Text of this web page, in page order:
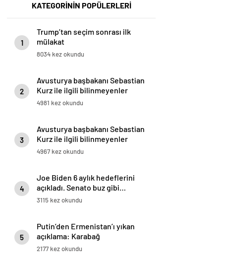
KATEGORİNİN POPÜLERLERİ
1
Trump’tan seçim sonrası ilk
mülakat
8034 kez okundu
2
Avusturya başbakanı Sebastian
Kurz ile ilgili bilinmeyenler
4981 kez okundu
3
Avusturya başbakanı Sebastian
Kurz ile ilgili bilinmeyenler
4967 kez okundu
4
Joe Biden 6 aylık hedeflerini
açıkladı. Senato buz gibi…
3115 kez okundu
5
Putin’den Ermenistan’ı yıkan
açıklama: Karabağ
Azerbaycan’ın ayrılmaz bir
2177 kez okundu